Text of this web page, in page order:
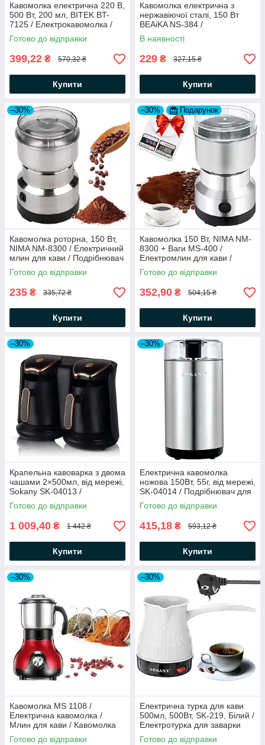
Кавомолка електрична 220 В,
500 Вт, 200 мл, BITEK BT-
7125 / Електрокавомолка /
Подрібнювач для кави та
спецій
Готово до відправки
399,22 ₴ 570,32 ₴
Купити
Кавомолка електрична з
нержавіючої сталі, 150 Вт
BEAiKA NS-384 /
Подрібнювач
В наявності
229 ₴ 327,15 ₴
Купити
–30%
Кавомолка роторна, 150 Вт,
NIMA NM-8300 / Електричний
млин для кави / Подрібнювач
для кави
Готово до відправки
235 ₴ 335,72 ₴
Купити
–30% Подарунок
Кавомолка 150 Вт, NIMA NM-
8300 + Ваги MS-400 /
Електромлин для кави /
Подрібнювач для кави
Готово до відправки
352,90 ₴ 504,15 ₴
Купити
–30%
Крапельна кавоварка з двома
чашами 2×500мл, від мережі,
Sokany SK-04013 /
Електрокавоварка
Готово до відправки
1 009,40 ₴ 1 442 ₴
Купити
–30%
Електрична кавомолка
ножова 150Вт, 55г, від мережі,
SK-04014 / Подрібнювач для
кави / Електрокавомолка
Готово до відправки
415,18 ₴ 593,12 ₴
Купити
–30%
Кавомолка MS 1108 /
Електрична кавомолка /
Млин для кави / Кавомолка
для зерен
Готово до відправки
–30%
Електрична турка для кави
500мл, 500Вт, SK-219, Білий /
Електротурка для заварки
кави / Електрокавоварка
Готово до відправки